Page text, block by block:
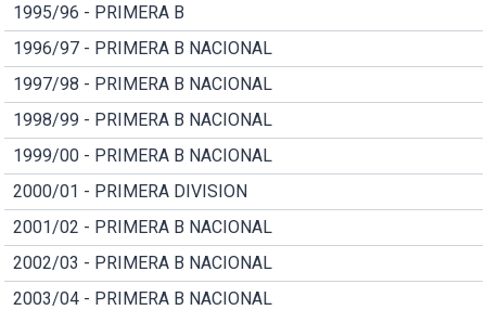
1995/96 - PRIMERA B
1996/97 - PRIMERA B NACIONAL
1997/98 - PRIMERA B NACIONAL
1998/99 - PRIMERA B NACIONAL
1999/00 - PRIMERA B NACIONAL
2000/01 - PRIMERA DIVISION
2001/02 - PRIMERA B NACIONAL
2002/03 - PRIMERA B NACIONAL
2003/04 - PRIMERA B NACIONAL